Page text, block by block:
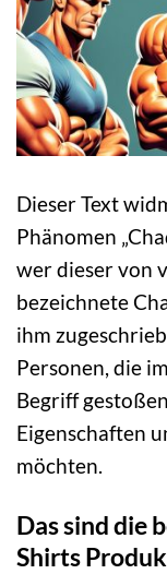
Dieser Text
Phänomen
wer dieser von
bezeichnete
ihm
Personen, die
Begriff
Eigenschaften
möchten.
Das sind die
Shirts